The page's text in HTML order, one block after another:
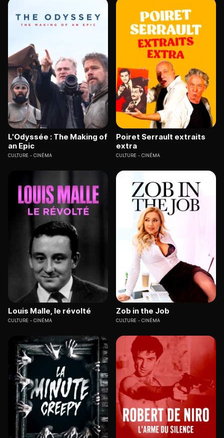
L'Odyssée : The Making of
an Epic
CULTURE CINÉMA
Poiret Serrault extraits
extra
CULTURE CINÉMA
Louis Malle, le révolté
CULTURE CINÉMA
Zob in the Job
CULTURE CINÉMA